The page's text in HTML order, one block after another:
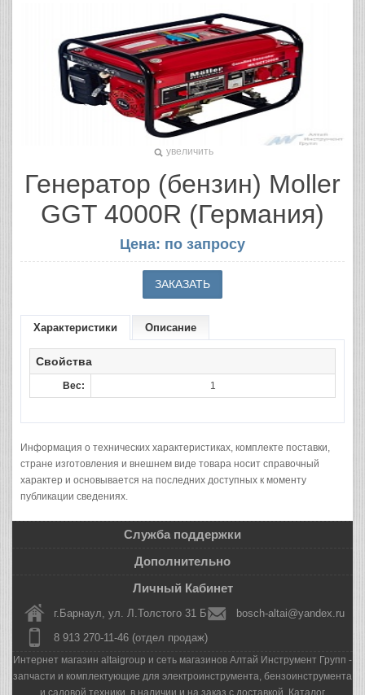
увеличить
Генератор (бензин) Moller
GGT 4000R (Германия)
Цена: по запросу
Характеристики Описание
Свойства
Вес: 1
Информация о технических характеристиках, комплекте поставки,
стране изготовления и внешнем виде товара носит справочный
характер и основывается на последних доступных к моменту
публикации сведениях.
Служба поддержки
Дополнительно
Личный Кабинет
г.Барнаул, ул. Л.Толстого 31 Б
bosch-altai@yandex.ru
8 913 270-11-46 (отдел продаж)
Интернет магазин altaigroup и сеть магазинов Алтай Инструмент Групп -
запчасти и комплектующие для электроинструмента, бензоинструмента
и садовой техники, в наличии и на заказ с доставкой. Каталог